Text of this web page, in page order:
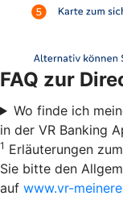
FAQ zur
Wo finde ich
in der VR Banking
1 Erläuterungen
Sie bitte den
auf www.vr-